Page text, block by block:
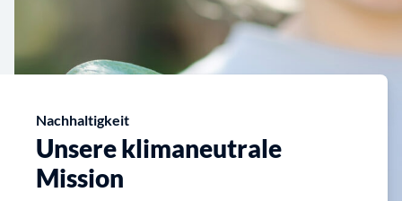
Nachhaltigkeit
Unsere klimaneutrale
Mission